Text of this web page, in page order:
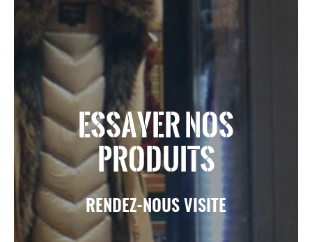
ESSAYER NOS
PRODUITS
RENDEZ-NOUS VISITE